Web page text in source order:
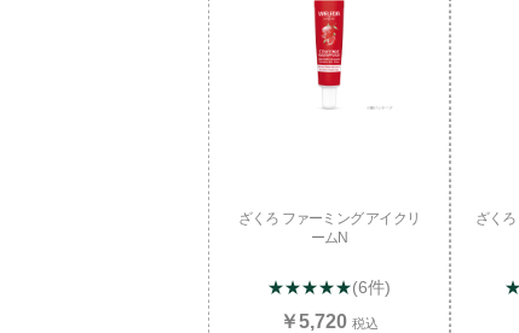
ざくろ ファーミング アイクリ
ームN
★★★★★(6件)
￥5,720 税込
ざく